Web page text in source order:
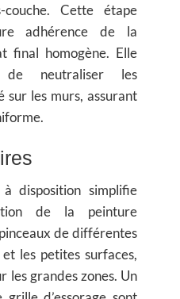
couche. Cette étape
adhérence de la
final homogène. Elle
de neutraliser les
sur les murs, assurant
disposition simplifie
de la peinture
de différentes
les petites surfaces,
les grandes zones. Un